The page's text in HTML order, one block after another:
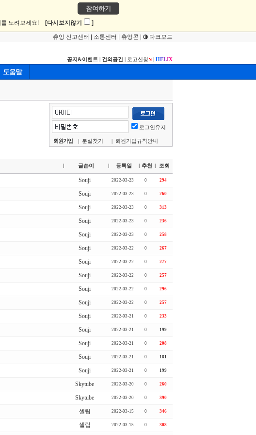
참여하기
를 노려보세요! [다시보지않기 ]
츄잉 신고센터 소통센터 츄잉콘 다크모드
공지&이벤트 | 건의공간| 로고신청N | HELIX
도움말
로그인유지
회원가입 | 분실찾기 | 회원가입규칙안내
글쓴이 등록일 추천 조회
Souji 2022-03-23 0 294
Souji 2022-03-23 0 260
Souji 2022-03-23 0 313
Souji 2022-03-23 0 236
Souji 2022-03-23 0 258
Souji 2022-03-22 0 267
Souji 2022-03-22 0 277
Souji 2022-03-22 0 257
Souji 2022-03-22 0 296
Souji 2022-03-22 0 257
Souji 2022-03-21 0 233
Souji 2022-03-21 0 199
Souji 2022-03-21 0 208
Souji 2022-03-21 0 181
Souji 2022-03-21 0 199
Skytube 2022-03-20 0 260
Skytube 2022-03-20 0 390
셀립 2022-03-15 0 346
셀립 2022-03-15 0 308